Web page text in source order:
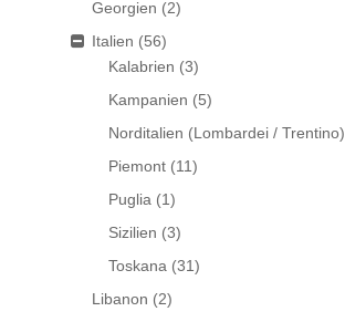
Georgien (2)
Italien (56)
Kalabrien (3)
Kampanien (5)
Norditalien (Lombardei / Trentino)
Piemont (11)
Puglia (1)
Sizilien (3)
Toskana (31)
Libanon (2)